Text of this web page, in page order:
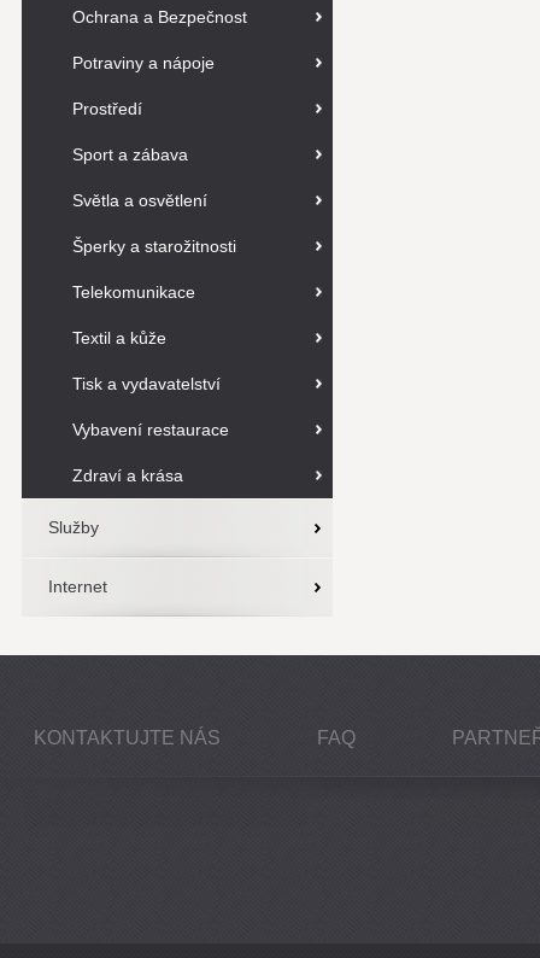
Ochrana a Bezpečnost
Potraviny a nápoje
Prostředí
Sport a zábava
Světla a osvětlení
Šperky a starožitnosti
Telekomunikace
Textil a kůže
Tisk a vydavatelství
Vybavení restaurace
Zdraví a krása
Služby
Internet
KONTAKTUJTE NÁS FAQ